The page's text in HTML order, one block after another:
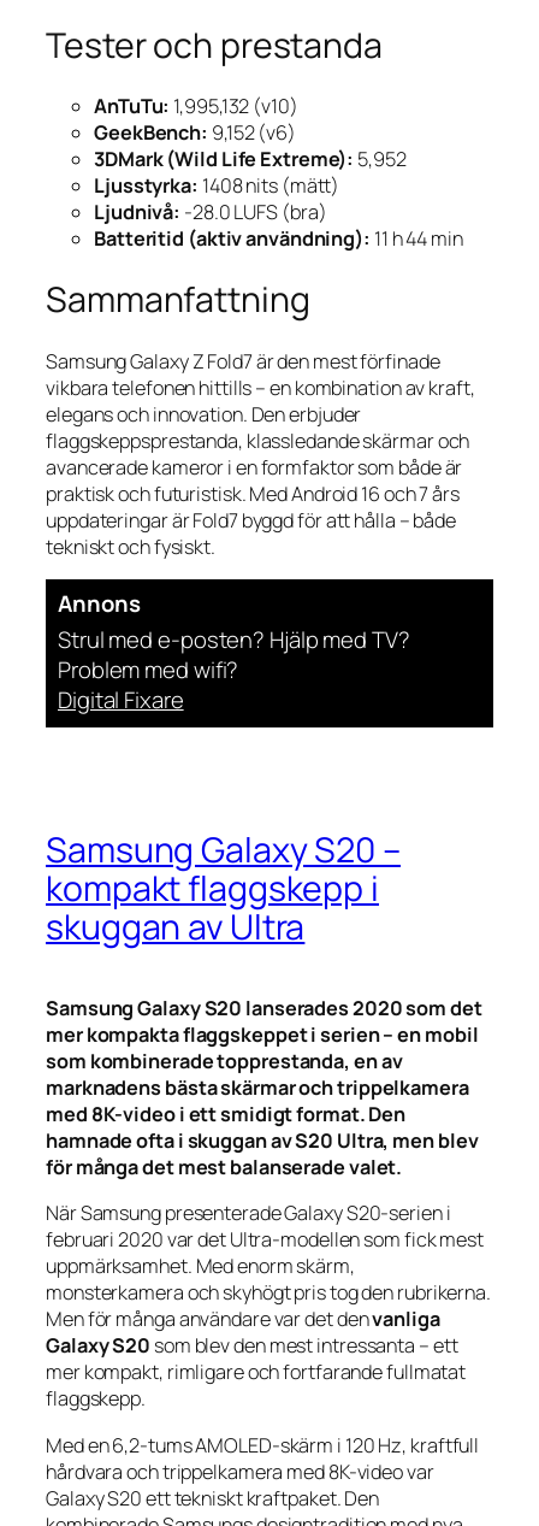
Tester och prestanda
AnTuTu: 1,995,132 (v10)
GeekBench: 9,152 (v6)
3DMark (Wild Life Extreme): 5,952
Ljusstyrka: 1408 nits (mätt)
Ljudnivå: -28.0 LUFS (bra)
Batteritid (aktiv användning): 11 h 44 min
Sammanfattning
Samsung Galaxy Z Fold7 är den mest förfinade
vikbara telefonen hittills – en kombination av kraft,
elegans och innovation. Den erbjuder
flaggskeppsprestanda, klassledande skärmar och
avancerade kameror i en formfaktor som både är
praktisk och futuristisk. Med Android 16 och 7 års
uppdateringar är Fold7 byggd för att hålla – både
tekniskt och fysiskt.
Annons
Strul med e-posten? Hjälp med TV?
Problem med wifi?
Digital Fixare
Samsung Galaxy S20 –
kompakt flaggskepp i
skuggan av Ultra
Samsung Galaxy S20 lanserades 2020 som det
mer kompakta flaggskeppet i serien – en mobil
som kombinerade topprestanda, en av
marknadens bästa skärmar och trippelkamera
med 8K-video i ett smidigt format. Den
hamnade ofta i skuggan av S20 Ultra, men blev
för många det mest balanserade valet.
När Samsung presenterade Galaxy S20-serien i
februari 2020 var det Ultra-modellen som fick mest
uppmärksamhet. Med enorm skärm,
monsterkamera och skyhögt pris tog den rubrikerna.
Men för många användare var det denvanliga
Galaxy S20 som blev den mest intressanta – ett
mer kompakt, rimligare och fortfarande fullmatat
flaggskepp.
Med en 6,2-tums AMOLED-skärm i 120 Hz, kraftfull
hårdvara och trippelkamera med 8K-video var
Galaxy S20 ett tekniskt kraftpaket. Den